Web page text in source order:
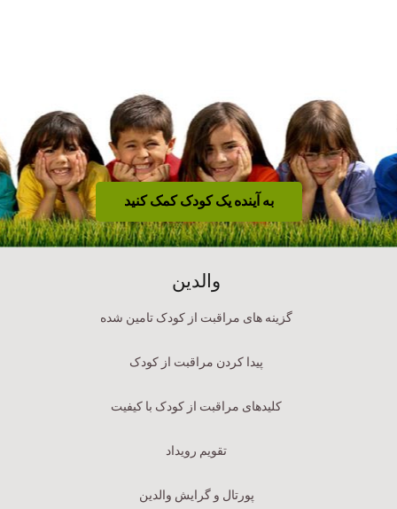
به آینده یک کودک کمک کنید
والدین
گزینه های مراقبت از کودک تامین شده
پیدا کردن مراقبت از کودک
کلیدهای مراقبت از کودک با کیفیت
تقویم رویداد
پورتال و گرایش والدین